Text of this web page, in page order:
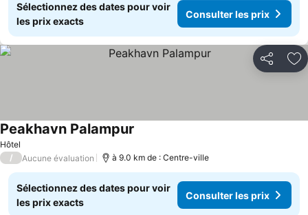
Sélectionnez des dates pour voir
les prix exacts
Consulter les prix
Partager
Hôtel
Peakhavn Palampur
/ Aucune évaluation à 9.0 km de : Centre-ville
Sélectionnez des dates pour voir
les prix exacts
Consulter les prix